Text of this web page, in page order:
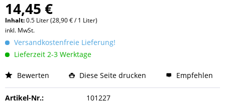
14,45 €
Inhalt:0.5 Liter (28,90 € / 1 Liter)
inkl. MwSt.
Versandkostenfreie Lieferung!
Lieferzeit 2-3 Werktage
Bewerten Diese Seite drucken Empfehlen
Artikel-Nr.:
101227